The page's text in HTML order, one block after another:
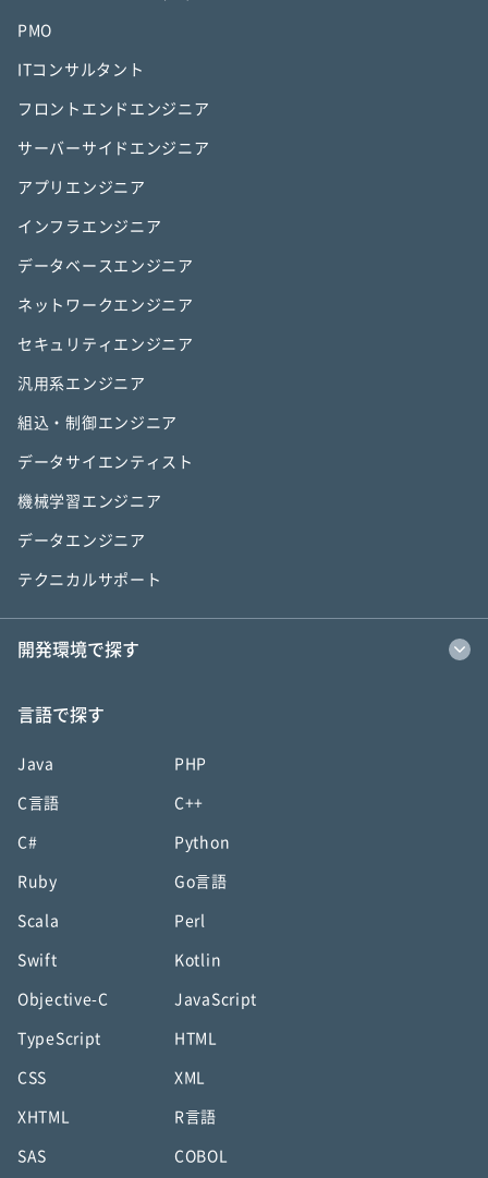
PMO
ITコンサルタント
フロントエンドエンジニア
サーバーサイドエンジニア
アプリエンジニア
インフラエンジニア
データベースエンジニア
ネットワークエンジニア
セキュリティエンジニア
汎用系エンジニア
組込・制御エンジニア
データサイエンティスト
機械学習エンジニア
データエンジニア
テクニカルサポート
開発環境で探す
言語で探す
Java PHP
C言語 C++
C# Python
Ruby Go言語
Scala Perl
Swift Kotlin
Objective-C JavaScript
TypeScript HTML
CSS XML
XHTML R言語
SAS COBOL